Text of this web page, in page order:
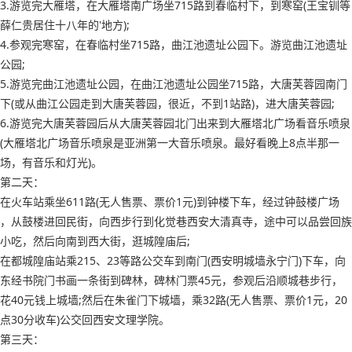
3.游览完大雁塔，在大雁塔南广场坐715路到春临村下，到寒窑(王宝钏等
薛仁贵居住十八年的'地方);
4.参观完寒窑，在春临村坐715路，曲江池遗址公园下。游览曲江池遗址
公园;
5.游览完曲江池遗址公园，在曲江池遗址公园坐715路，大唐芙蓉园南门
下(或从曲江公园走到大唐芙蓉园，很近，不到1站路)，进大唐芙蓉园;
6.游览完大唐芙蓉园后从大唐芙蓉园北门出来到大雁塔北广场看音乐喷泉
(大雁塔北广场音乐喷泉是亚洲第一大音乐喷泉。最好看晚上8点半那一
场，有音乐和灯光)。
第二天：
在火车站乘坐611路(无人售票、票价1元)到钟楼下车，经过钟鼓楼广场
，从鼓楼进回民街，向西步行到化觉巷西安大清真寺，途中可以品尝回族
小吃，然后向南到西大街，逛城隍庙后;
在都城隍庙站乘215、23等路公交车到南门(西安明城墙永宁门)下车，向
东经书院门书画一条街到碑林，碑林门票45元，参观后沿顺城巷步行，
花40元钱上城墙;然后在朱雀门下城墙，乘32路(无人售票、票价1元，20
点30分收车)公交回西安文理学院。
第三天：